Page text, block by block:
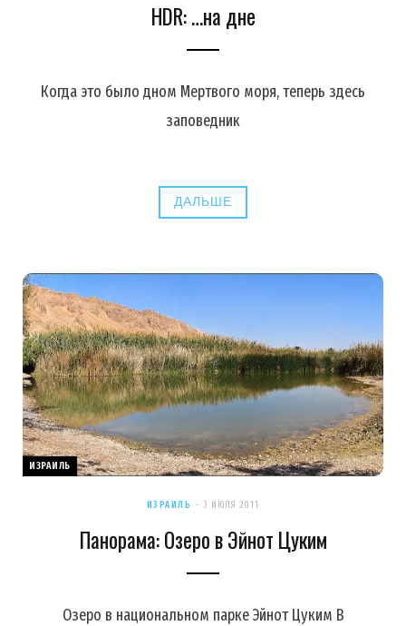
HDR: …на дне
Когда это было дном Мертвого моря, теперь здесь
заповедник
ДАЛЬШЕ
ИЗРАИЛЬ
ИЗРАИЛЬ 3 ИЮЛЯ 2011
Панорама: Озеро в Эйнот Цуким
Озеро в национальном парке Эйнот Цуким В